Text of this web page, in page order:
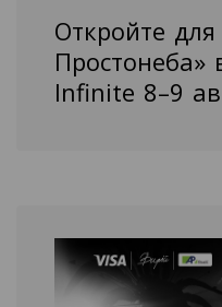
Откройте для
Простонеба»
Infinite 8–9